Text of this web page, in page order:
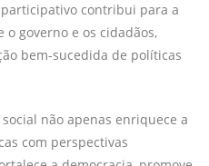
contribui para a
governo e os cidadãos,
bem-sucedida de políticas
não apenas enriquece a
com perspectivas